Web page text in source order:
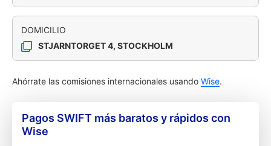
DOMICILIO
STJARNTORGET 4, STOCKHOLM
Ahórrate las comisiones internacionales usando Wise.
Pagos SWIFT más baratos y rápidos con
Wise